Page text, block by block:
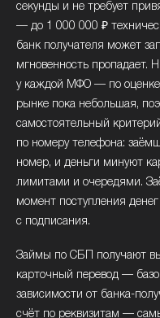
секунды и не требует
— до 1 000 000 ₽
банк получателя может
мгновенность пропадает.
у каждой МФО — по
рынке пока небольшая,
самостоятельный
по номеру телефона:
номер, и деньги минуют
лимитами и очередями.
момент поступления
с подписания.
Займы по СБП получают
карточный перевод —
зависимости от банка-
счёт по реквизитам —